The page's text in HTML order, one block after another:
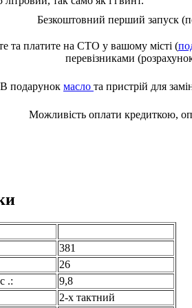
Безкоштовний перший запуск
та платите на СТО у вашому місті (
перевізниками
В подарунок масло та пристрій для
Можливість оплати кредиткою,
381
26
.:
9,8
2-х тактний